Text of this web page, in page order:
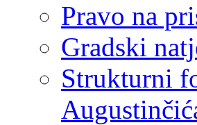
Pravo na
Gradski
Strukturni